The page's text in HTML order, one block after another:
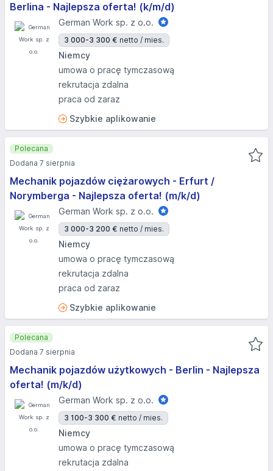
Berlina - Najlepsza oferta! (k/m/d)
German Work sp. z o.o.
3 000-3 300 € netto / mies.
Niemcy
umowa o pracę tymczasową
rekrutacja zdalna
praca od zaraz
Szybkie aplikowanie
Mechanik pojazdów ciężarowych - Erfurt /
Norymberga - Najlepsza oferta! (m/k/d)
German Work sp. z o.o.
3 000-3 200 € netto / mies.
Niemcy
umowa o pracę tymczasową
rekrutacja zdalna
praca od zaraz
Szybkie aplikowanie
Polecana
Dodana 7 sierpnia
Mechanik pojazdów użytkowych - Berlin - Najlepsza
oferta! (m/k/d)
German Work sp. z o.o.
3 100-3 300 € netto / mies.
Niemcy
umowa o pracę tymczasową
rekrutacja zdalna
Polecana
Dodana 7 sierpnia